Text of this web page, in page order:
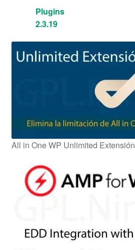
Plugins
2.3.19
All in One WP Unlimited Extensión